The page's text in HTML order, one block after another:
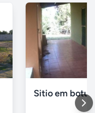
Sitio em